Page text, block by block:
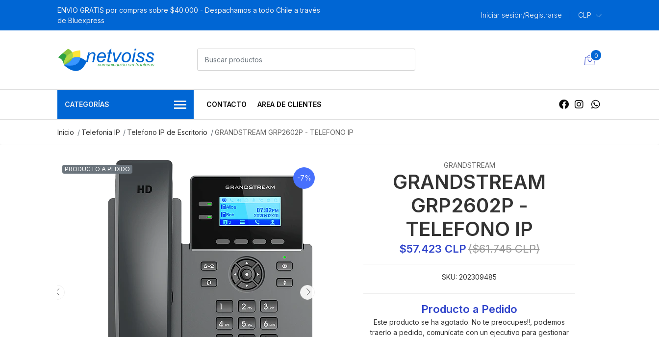
ENVIO GRATIS por compras sobre $40.000 - Despachamos a todo Chile a través
de Bluexpress
Iniciar sesión/Registrarse CLP
0
CATEGORÍAS CONTACTO AREA DE CLIENTES
Inicio Telefonia IP Telefono IP de Escritorio GRANDSTREAM GRP2602P - TELEFONO IP
PRODUCTO A PEDIDO
-7%
GRANDSTREAM
GRANDSTREAM
GRP2602P -
TELEFONO IP
$57.423 CLP($61.745 CLP)
SKU: 202309485
Producto a Pedido
Este producto se ha agotado. No te preocupes!!, podemos
traerlo a pedido, comunícate con un ejecutivo para gestionar